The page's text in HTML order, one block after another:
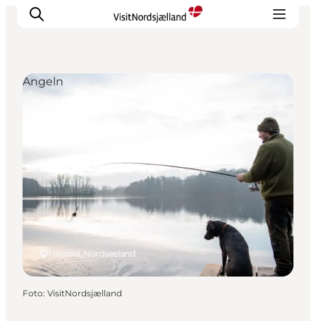
Geschmack
Unterkünfte
Städte
Reiseplanung
Hillerød, Nordseeland
Angeln
Foto: VisitNordsjælland